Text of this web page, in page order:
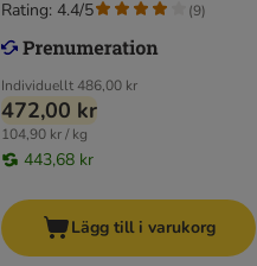
Individuellt486,00 kr
472,00 kr
104,90 kr / kg
443,68 kr
Rating: 4.4/5 (9)
Lägg till i varukorg